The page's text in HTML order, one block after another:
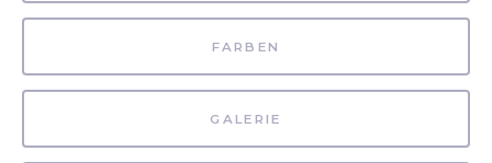
FARBEN
GALERIE